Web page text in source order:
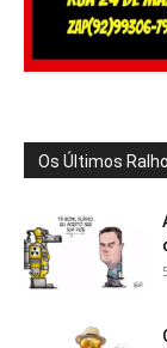
Os Últimos